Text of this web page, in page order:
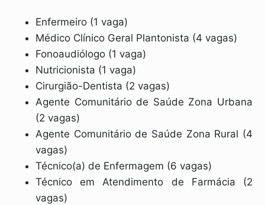
Enfermeiro (1 vaga)
Médico Clínico Geral Plantonista (4 vagas)
Fonoaudiólogo (1 vaga)
Nutricionista (1 vaga)
Cirurgião-Dentista (2 vagas)
Agente Comunitário de Saúde Zona Urbana
(2 vagas)
Agente Comunitário de Saúde Zona Rural (4
vagas)
Técnico(a) de Enfermagem (6 vagas)
Técnico em Atendimento de Farmácia (2
vagas)